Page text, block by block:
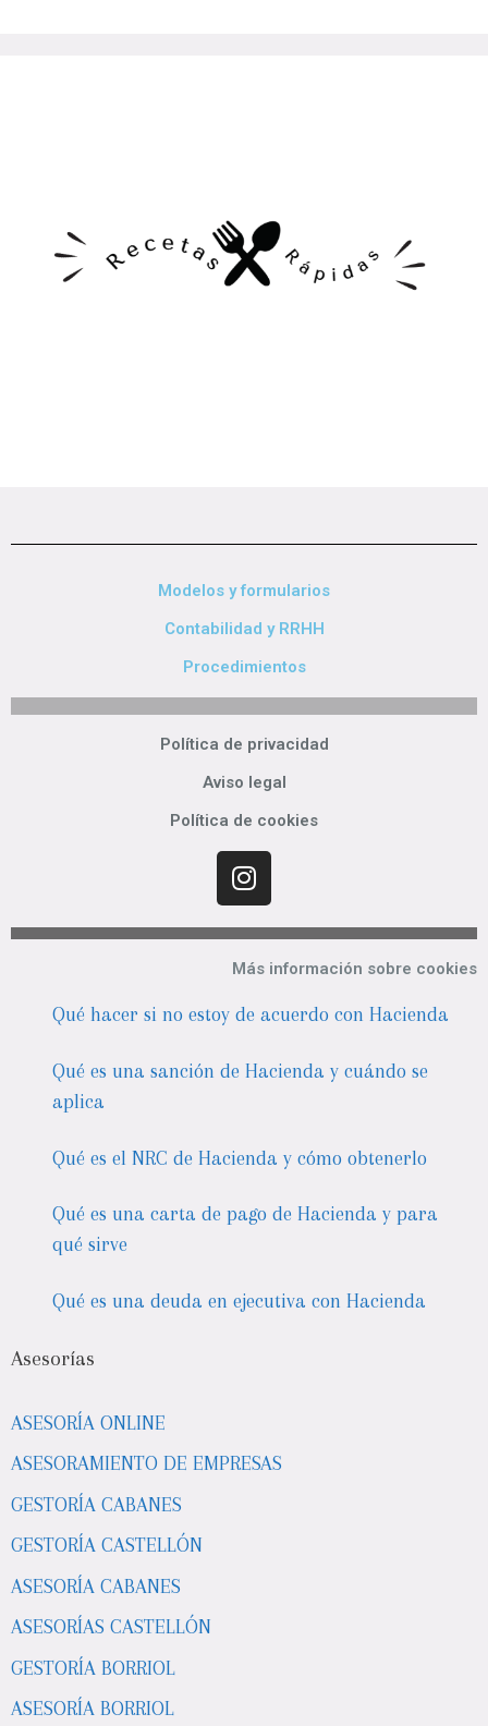
Modelos y formularios
Contabilidad y RRHH
Procedimientos
Política de privacidad
Aviso legal
Política de cookies
Más información sobre cookies
Qué hacer si no estoy de acuerdo con Hacienda
Qué es una sanción de Hacienda y cuándo se
aplica
Qué es el NRC de Hacienda y cómo obtenerlo
Qué es una carta de pago de Hacienda y para
qué sirve
Qué es una deuda en ejecutiva con Hacienda
Asesorías
ASESORÍA ONLINE
ASESORAMIENTO DE EMPRESAS
GESTORÍA CABANES
GESTORÍA CASTELLÓN
ASESORÍA CABANES
ASESORÍAS CASTELLÓN
GESTORÍA BORRIOL
ASESORÍA BORRIOL